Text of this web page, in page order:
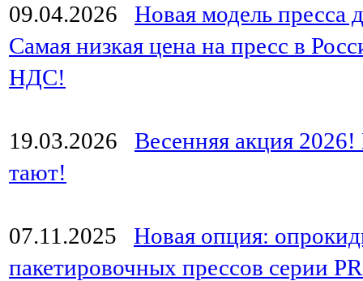
09.04.2026
Новая модель пресса
Самая низкая цена на пресс в
НДС!
19.03.2026
Весенняя акция
тают!
07.11.2025
Новая опция:
пакетировочных прессов серии